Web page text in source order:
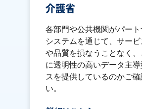
介護省
各部門や公共機関がパート
システムを通じて、サー
や品質を損なうことなく、
に透明性の高いデータ主
スを提供しているのかご確
い。